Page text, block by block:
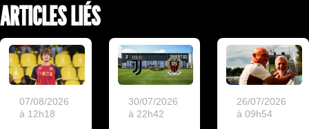
ARTICLES LIÉS
07/08/2026
à 12h18
30/07/2026
à 22h42
26/07/2026
à 09h54